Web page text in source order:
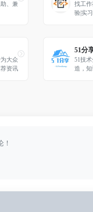
、兼
找工
验|实
大众
资讯
51分
51技
造，
！